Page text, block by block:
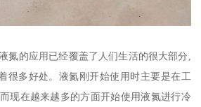
氮的应用已经覆盖了人们生活的很大部分,
很多好处。液氮刚开始使用时主要是在工
现在越来越多的方面开始使用液氮进行冷